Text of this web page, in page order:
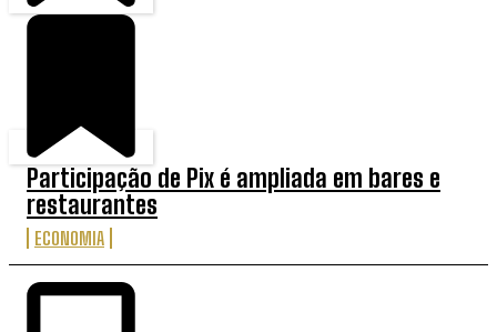
Participação de Pix é ampliada em bares e
restaurantes
ECONOMIA